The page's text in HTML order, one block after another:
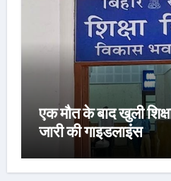
एक मौत के बाद खुली
जारी की गाइडलाइंस